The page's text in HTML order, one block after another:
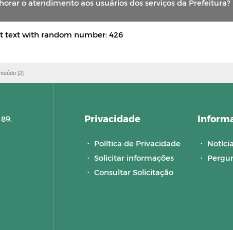
o atendimento aos usuários dos serviços da Prefeitura?
text with random number: 426
[2]
Privacidade
・ Política de Privacidade
・ Solicitar informações
・ Consultar Solicitação
・
・